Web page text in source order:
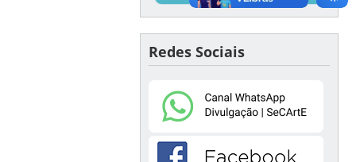
Redes Sociais